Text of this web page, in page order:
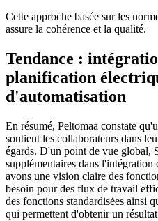
Cette approche basée sur les
assure la cohérence et la qualité.
Tendance :
planification
d'automatisation
En résumé, Peltomaa constate
soutient les collaborateurs dans
égards. D'un point de vue global,
supplémentaires dans
avons une vision claire des
besoin pour des flux de travail
des fonctions standardisées ainsi
qui permettent d'obtenir un